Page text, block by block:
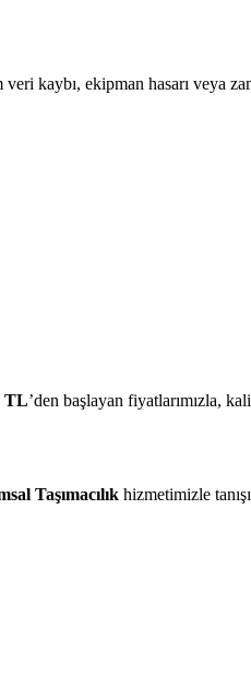
kaybı, ekipman hasarı veya
TL’den başlayan fiyatlarımızla,
Taşımacılık hizmetimizle